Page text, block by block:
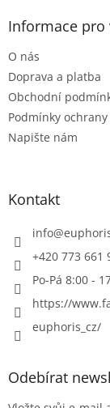
Informace pro
O nás
Doprava a platba
Obchodní
Podmínky
Napište nám
Kontakt
info@
+420 773 661
Po-Pá 8:00 -
https://
euphoris_cz/
Odebírat